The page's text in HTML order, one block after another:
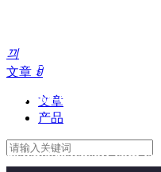
끠
文章 ꀁ
文章
产品
400-869-0026 010-
reach@reachsoft.com.cn